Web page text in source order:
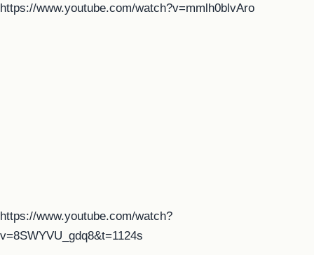
https://www.youtube.com/watch?v=mmlh0blvAro
https://www.youtube.com/watch?
v=8SWYVU_gdq8&t=1124s